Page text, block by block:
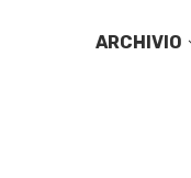
ARCHIVIO